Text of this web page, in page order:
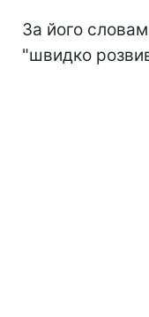
За його
"швидко